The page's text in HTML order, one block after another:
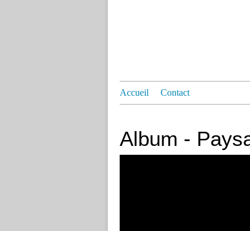
Accueil Contact
Album -